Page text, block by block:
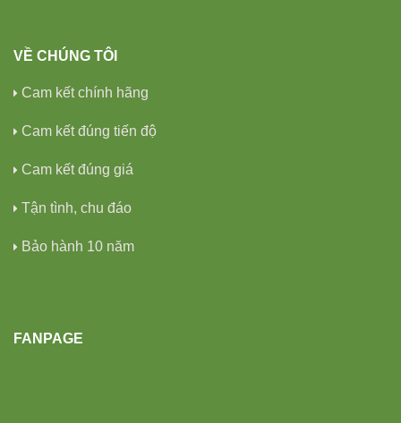
VỀ CHÚNG TÔI
Cam kết chính hãng
Cam kết đúng tiến độ
Cam kết đúng giá
Tận tình, chu đáo
Bảo hành 10 năm
FANPAGE